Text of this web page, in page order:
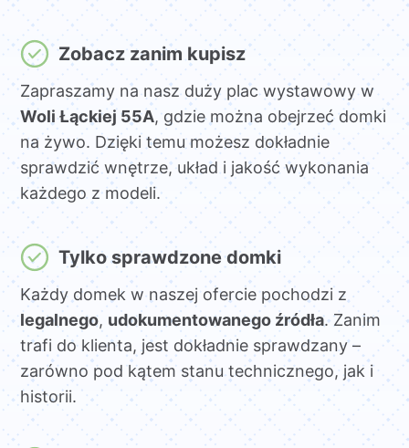
Zobacz zanim kupisz
Zapraszamy na nasz duży plac wystawowy w
Woli Łąckiej 55A, gdzie można obejrzeć domki
na żywo. Dzięki temu możesz dokładnie
sprawdzić wnętrze, układ i jakość wykonania
każdego z modeli.
Tylko sprawdzone domki
Każdy domek w naszej ofercie pochodzi z
legalnego, udokumentowanego źródła. Zanim
trafi do klienta, jest dokładnie sprawdzany –
zarówno pod kątem stanu technicznego, jak i
historii.